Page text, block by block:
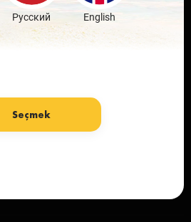
Ücretsiz İndir
Русский English
Seçmek